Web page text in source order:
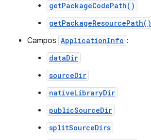
getPackageCodePath()
getPackageResourcePath()
Campos ApplicationInfo :
dataDir
sourceDir
nativeLibraryDir
publicSourceDir
splitSourceDirs